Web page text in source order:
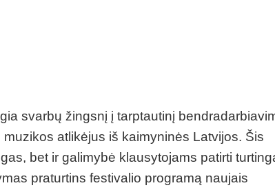
svarbų žingsnį į tarptautinį
atlikėjus iš kaimyninės Latvijos. Šis
bet ir galimybė klausytojams patirti
praturtins festivalio programą naujais